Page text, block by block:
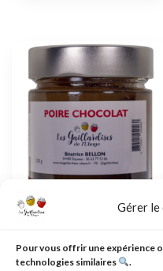
Gérer le
Pour vous offrir une expérience
technologies similaires
.
sucré à découvrir